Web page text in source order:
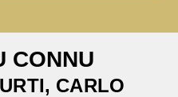
CONNU
, CARLO